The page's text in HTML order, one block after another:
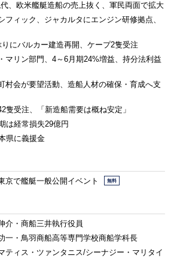
、欧米艦艇造船の売上抜く、軍民両面で拡大
フィック、ジャカルタにエンジン研修拠点、
にバルカー建造再開、ケープ2隻受注
マリン部門、4～6月期24%増益、持分法利益
村会が要望活動、造船人材の確保・育成へ支
隻受注、「新造船需要は概ね安定」
は経常損失29億円
県に義援金
京で艦艇一般公開イベント 無料
介・商船三井執行役員
一・鳥羽商船高等専門学校商船学科長
ティス・ツァンタニス/シーナジー・マリタイ